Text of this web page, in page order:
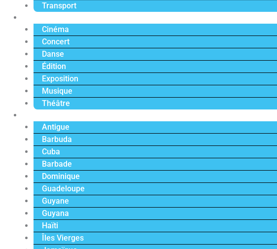
Transport
Cinéma
Concert
Danse
Édition
Exposition
Musique
Théâtre
Antigue
Barbuda
Cuba
Barbade
Dominique
Guadeloupe
Guyane
Guyana
Haïti
Îles Vierges